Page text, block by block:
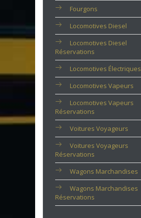
Fourgons
Locomotives Diesel
Locomotives Diesel
Réservations
Locomotives Électriques
Locomotives Vapeurs
Locomotives Vapeurs
Réservations
Voitures Voyageurs
Voitures Voyageurs
Réservations
Wagons Marchandises
Wagons Marchandises
Réservations